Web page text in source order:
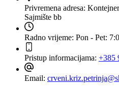
Privremena adresa:
Sajmište bb
Radno vrijeme: Pon - Pet:
Pristup informacijama: +385
Email: